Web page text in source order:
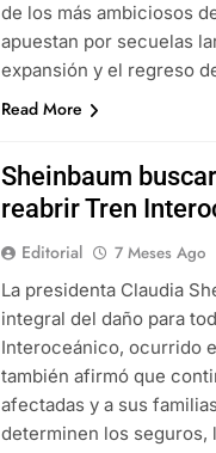
de los más ambiciosos
apuestan por secuelas
expansión y el regreso
Read More
Sheinbaum
reabrir Tren
Editorial 7 Meses Ago
La presidenta Claudia
integral del daño para
Interoceánico, ocurrido
también afirmó que
afectadas y a sus
determinen los seguros,